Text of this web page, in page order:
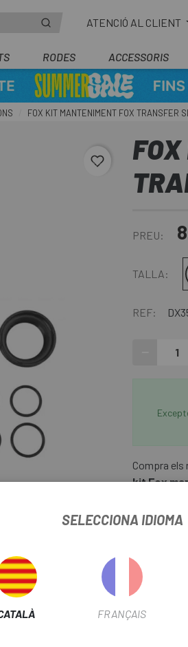
ATENCIÓ AL CLIENT
RODES ACCESSORIS
FOX KIT MANTENIMENT FOX TRANSFER
favorite_border
PREU:
TALLA:
REF:
Compra els
kit Fox
TRANSFER SL 30.9/31.6
SELECCIONA IDIOMA
FRANÇAIS